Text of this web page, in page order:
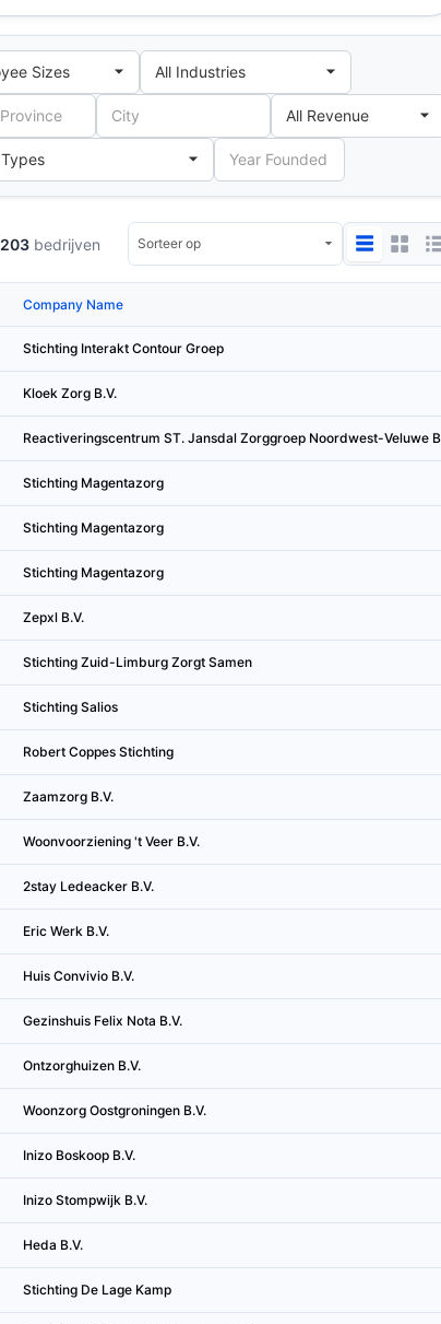
203 bedrijven
Company Name
Stichting Interakt Contour Groep
Kloek Zorg B.V.
Reactiveringscentrum ST. Jansdal Zorggroep Noordwest-Veluwe
Stichting Magentazorg
Stichting Magentazorg
Stichting Magentazorg
Zepxl B.V.
Stichting Zuid-Limburg Zorgt Samen
Stichting Salios
Robert Coppes Stichting
Zaamzorg B.V.
Woonvoorziening 't Veer B.V.
2stay Ledeacker B.V.
Eric Werk B.V.
Huis Convivio B.V.
Gezinshuis Felix Nota B.V.
Ontzorghuizen B.V.
Woonzorg Oostgroningen B.V.
Inizo Boskoop B.V.
Inizo Stompwijk B.V.
Heda B.V.
Stichting De Lage Kamp